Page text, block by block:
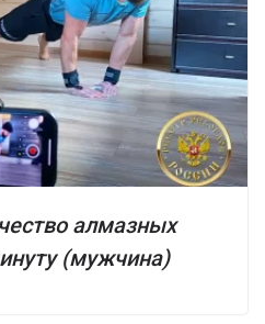
алмазных
(мужчина)